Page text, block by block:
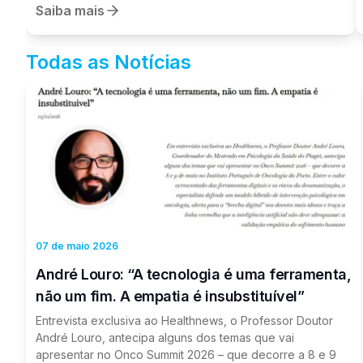
𝗮𝗰𝗼𝗺𝗽𝗮𝗻𝗵𝗮𝗺𝗲𝗻𝘁𝗼 𝗱𝗲 𝗱𝗼𝗲𝗻𝘁𝗲𝘀 𝗰𝗼𝗺 𝗰𝗮𝗻𝗰𝗿𝗼
𝗱𝗶𝗴𝗲𝘀𝘁𝗶𝘃𝗼", abordando o potencial da hipnose clínica
na gestão da dor, no equilíbrio emocional e na melhoria
da qualidade de vida dos doentes e sobreviventes. A
conversa contou com a participação do Dr. Alberto
Lopes, Neuropsicólogo e Hipnoterapeuta, e do Eng.º
Vítor Neves, Presidente da Europacolon Portugal,
reforçando a importância de uma abordagem centrada
na pessoa e da integração de estratégias
complementares de apoio ao longo do percurso da
doença. Foi também destacado o estudo “Efeitos da
Hipnose em Sobreviventes de Cancro Digestivo”, uma
iniciativa apoiada pela Europacolon Portugal.
Europacolon Portugal Linha de Apoio: 808 200 199
Saiba mais
Todas as Notícias
07 de maio 2026
André Louro: “A tecnologia é uma ferramenta,
não um fim. A empatia é insubstituível”
Entrevista exclusiva ao Healthnews, o Professor Doutor
André Louro, antecipa alguns dos temas que vai
apresentar no Onco Summit 2026 – que decorre a 8 e 9